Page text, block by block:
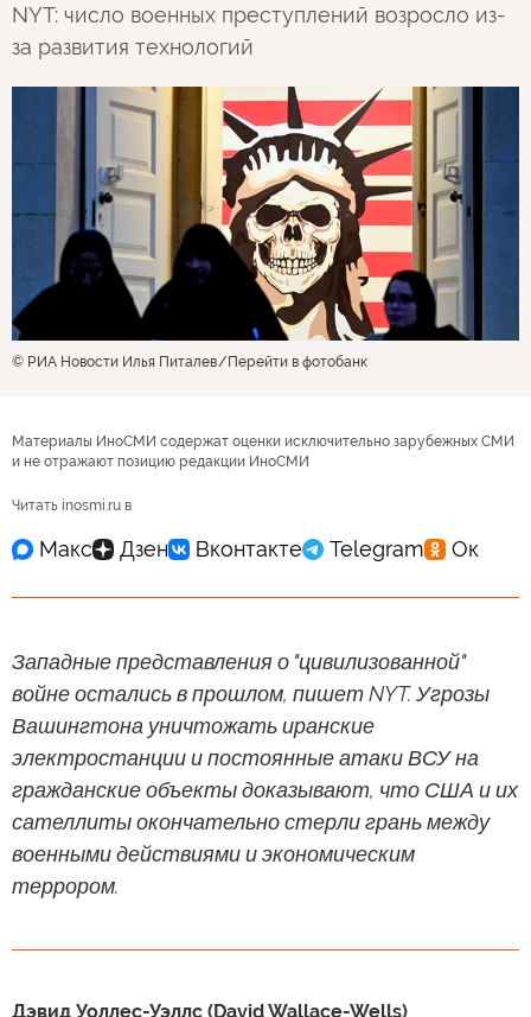
NYT: число военных преступлений возросло из-
за развития технологий
© РИА Новости Илья Питалев Перейти в фотобанк
Материалы ИноСМИ содержат оценки исключительно зарубежных СМИ
и не отражают позицию редакции ИноСМИ
Читать inosmi.ru в
Западные представления о "цивилизованной"
войне остались в прошлом, пишет NYT. Угрозы
Вашингтона уничтожать иранские
электростанции и постоянные атаки ВСУ на
гражданские объекты доказывают, что США и их
сателлиты окончательно стерли грань между
военными действиями и экономическим
террором.
Дэвид Уоллес-Уэллс (David Wallace-Wells)